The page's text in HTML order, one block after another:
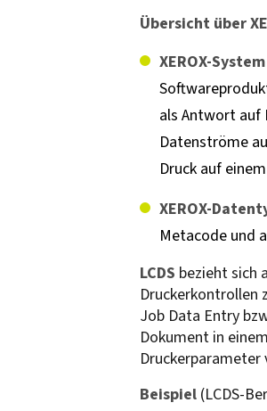
Übersicht über
XEROX-
als Antwort auf
Datenströme
Druck auf
XEROX-
Metacode und
LCDS bezieht sich
Druckerkontrollen
Job Data Entry
Dokument in
Beispiel (LCDS-